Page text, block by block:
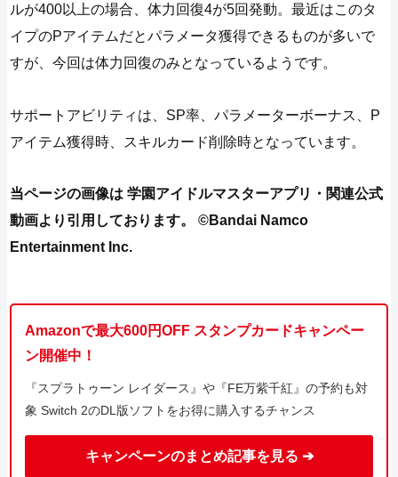
ルが400以上の場合、体力回復4が5回発動。最近はこのタ
イプのPアイテムだとパラメータ獲得できるものが多いで
すが、今回は体力回復のみとなっているようです。
サポートアビリティは、SP率、パラメーターボーナス、P
アイテム獲得時、スキルカード削除時となっています。
当ページの画像は 学園アイドルマスターアプリ・関連公式
動画より引用しております。 ©Bandai Namco
Entertainment Inc.
Amazonで最大600円OFF スタンプカードキャンペー
ン開催中！
『スプラトゥーン レイダース』や『FE万紫千紅』の予約も対
象 Switch 2のDL版ソフトをお得に購入するチャンス
キャンペーンのまとめ記事を見る ➔